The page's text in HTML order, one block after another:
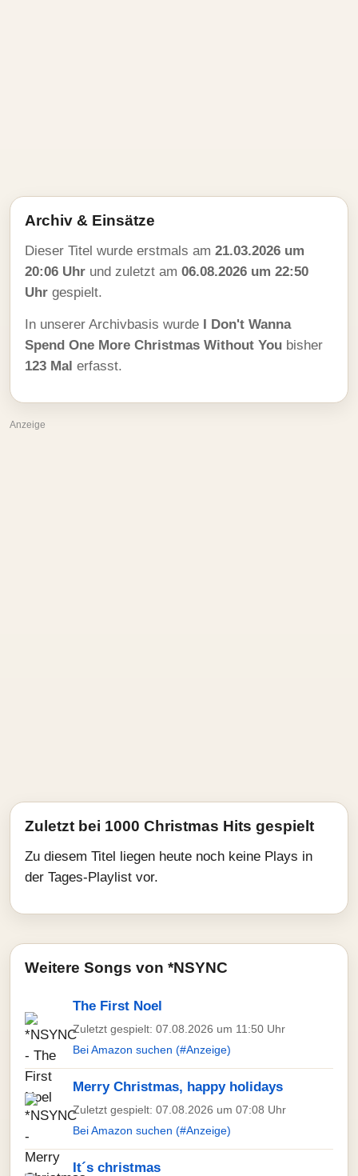
Archiv & Einsätze
Dieser Titel wurde erstmals am 21.03.2026 um
20:06 Uhr und zuletzt am 06.08.2026 um 22:50
Uhr gespielt.
In unserer Archivbasis wurde I Don't Wanna
Spend One More Christmas Without You bisher
123 Mal erfasst.
Anzeige
Zuletzt bei 1000 Christmas Hits gespielt
Zu diesem Titel liegen heute noch keine Plays in
der Tages-Playlist vor.
Weitere Songs von *NSYNC
The First Noel
Zuletzt gespielt: 07.08.2026 um 11:50 Uhr
Bei Amazon suchen (#Anzeige)
Merry Christmas, happy holidays
Zuletzt gespielt: 07.08.2026 um 07:08 Uhr
Bei Amazon suchen (#Anzeige)
It´s christmas